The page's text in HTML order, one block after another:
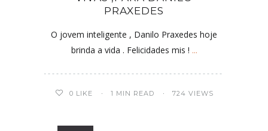
PRAXEDES
O jovem inteligente , Danilo Praxedes hoje
brinda a vida . Felicidades mis ! ...
0 LIKE 1 MIN READ 724 VIEWS